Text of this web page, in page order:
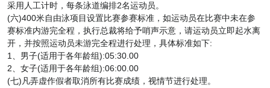
采用人工计时，每条泳道编排2名运动员。
(六)400米自由泳项目设置比赛参赛标准，如运动员在比赛中未在参
赛标准内游完全程，执行总裁将给予哨声示意，请运动员立即起水离
开，并按照运动员未游完全程进行处理，具体标准如下:
1、男子(适用于各年龄组):05:30.00
2、女子(适用于各年龄组):06:00.00
(七)凡弄虚作假者取消所有比赛成绩，视情节进行处理。